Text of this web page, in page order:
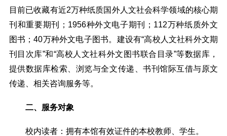
目前已收藏有近2万种纸质国外人文社会科学领域的核心期
刊和重要期刊；1956种外文电子期刊；112万种纸质外文
图书；40万种外文电子图书。建设有“高校人文社科外文期
刊目次库”和“高校人文社科外文图书联合目录”等数据库，
提供数据库检索、浏览与全文传递、书刊馆际互借与原文
传递、相关咨询服务等。
二、服务对象
校内读者：拥有本馆有效证件的本校教师、学生。